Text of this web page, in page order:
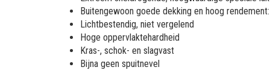
Buitengewoon goede dekking en hoog
Lichtbestendig, niet vergelend
Hoge oppervlaktehardheid
Kras-, schok- en slagvast
Bijna geen spuitnevel